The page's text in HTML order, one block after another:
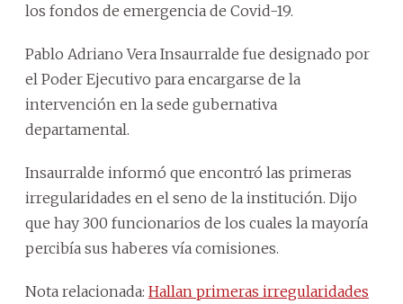
los fondos de emergencia de Covid-19.
Pablo Adriano Vera Insaurralde fue designado por
el Poder Ejecutivo para encargarse de la
intervención en la sede gubernativa
departamental.
Insaurralde informó que encontró las primeras
irregularidades en el seno de la institución. Dijo
que hay 300 funcionarios de los cuales la mayoría
percibía sus haberes vía comisiones.
Nota relacionada: Hallan primeras irregularidades